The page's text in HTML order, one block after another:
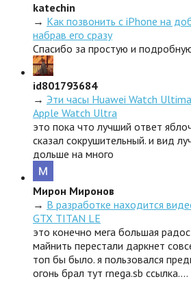
katechin
→ Как позвонить с iPhone на
набрав его сразу
Спасибо за простую и
id801793684
→ Эти часы Huawei Watch
Apple Watch Ultra
это пока что лучший ответ
сказал сокрушительный. и вид
дольше на много
Мирон Миронов
→ В разработке находится
GTX TITAN LE
это конечно мега большая
майнить перестали даркнет
топ бы было. я пользовался
огонь брал тут rnega.sb ссылка.…